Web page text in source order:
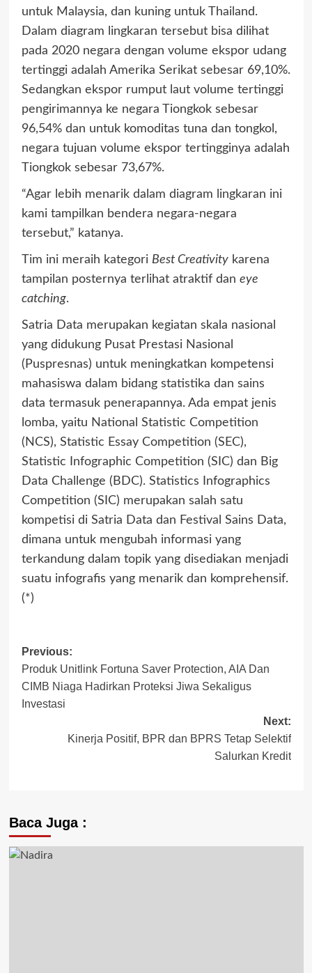
untuk Malaysia, dan kuning untuk Thailand.
Dalam diagram lingkaran tersebut bisa dilihat
pada 2020 negara dengan volume ekspor udang
tertinggi adalah Amerika Serikat sebesar 69,10%.
Sedangkan ekspor rumput laut volume tertinggi
pengirimannya ke negara Tiongkok sebesar
96,54% dan untuk komoditas tuna dan tongkol,
negara tujuan volume ekspor tertingginya adalah
Tiongkok sebesar 73,67%.
“Agar lebih menarik dalam diagram lingkaran ini
kami tampilkan bendera negara-negara
tersebut,” katanya.
Tim ini meraih kategori Best Creativitykarena
tampilan posternya terlihat atraktif dan eye
catching.
Satria Data merupakan kegiatan skala nasional
yang didukung Pusat Prestasi Nasional
(Puspresnas) untuk meningkatkan kompetensi
mahasiswa dalam bidang statistika dan sains
data termasuk penerapannya. Ada empat jenis
lomba, yaitu National Statistic Competition
(NCS), Statistic Essay Competition (SEC),
Statistic Infographic Competition (SIC) dan Big
Data Challenge (BDC). Statistics Infographics
Competition (SIC) merupakan salah satu
kompetisi di Satria Data dan Festival Sains Data,
dimana untuk mengubah informasi yang
terkandung dalam topik yang disediakan menjadi
suatu infografis yang menarik dan komprehensif.
(*)
Post
navigation
Previous:
Produk Unitlink Fortuna Saver Protection, AIA Dan
CIMB Niaga Hadirkan Proteksi Jiwa Sekaligus
Investasi
Next:
Kinerja Positif, BPR dan BPRS Tetap Selektif
Salurkan Kredit
Baca Juga :